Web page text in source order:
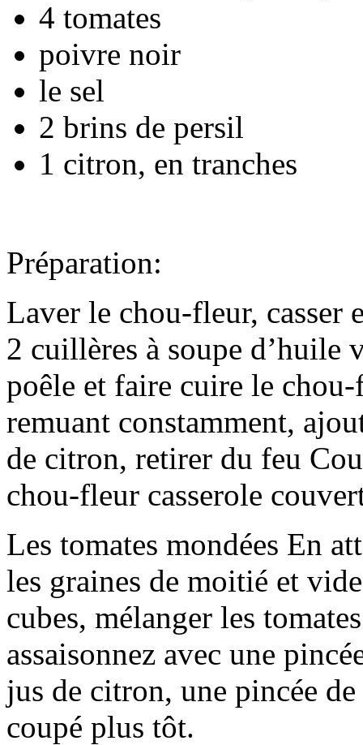
4 tomates
poivre noir
le sel
2 brins de persil
1 citron, en tranches
Préparation:
Laver le chou-fleur, casser
2 cuillères à soupe d’huile
poêle et faire cuire le
remuant constamment,
de citron, retirer du feu
chou-fleur casserole
Les tomates mondées En
les graines de moitié et
cubes, mélanger les
assaisonnez avec une
jus de citron, une pincée
coupé plus tôt.